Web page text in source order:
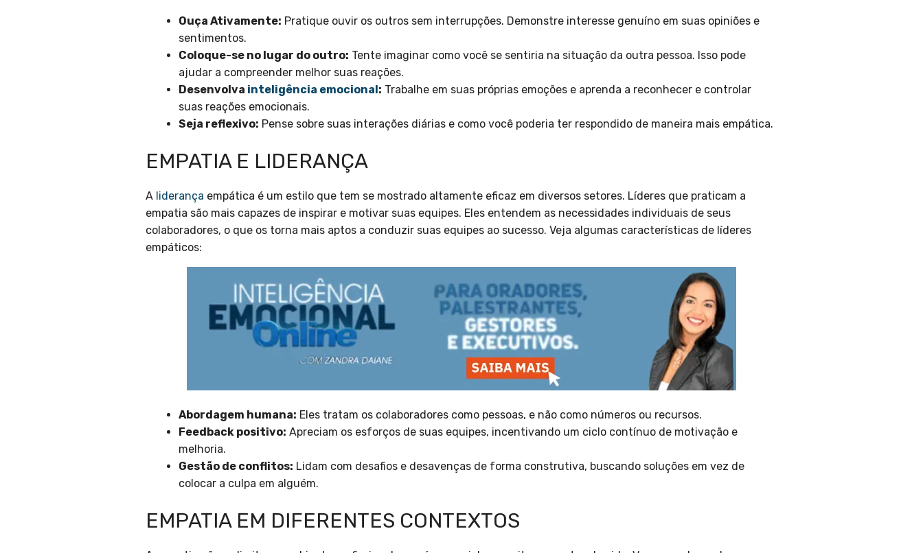
Ouça Ativamente: Pratique ouvir os outros sem interrupções. Demonstre interesse genuíno em suas opiniões e
sentimentos.
Coloque-se no lugar do outro: Tente imaginar como você se sentiria na situação da outra pessoa. Isso pode
ajudar a compreender melhor suas reações.
Desenvolva inteligência emocional: Trabalhe em suas próprias emoções e aprenda a reconhecer e controlar
suas reações emocionais.
Seja reflexivo: Pense sobre suas interações diárias e como você poderia ter respondido de maneira mais empática.
EMPATIA E LIDERANÇA
A liderança empática é um estilo que tem se mostrado altamente eficaz em diversos setores. Líderes que praticam a
empatia são mais capazes de inspirar e motivar suas equipes. Eles entendem as necessidades individuais de seus
colaboradores, o que os torna mais aptos a conduzir suas equipes ao sucesso. Veja algumas características de líderes
empáticos:
Abordagem humana: Eles tratam os colaboradores como pessoas, e não como números ou recursos.
Feedback positivo: Apreciam os esforços de suas equipes, incentivando um ciclo contínuo de motivação e
melhoria.
Gestão de conflitos: Lidam com desafios e desavenças de forma construtiva, buscando soluções em vez de
colocar a culpa em alguém.
EMPATIA EM DIFERENTES CONTEXTOS